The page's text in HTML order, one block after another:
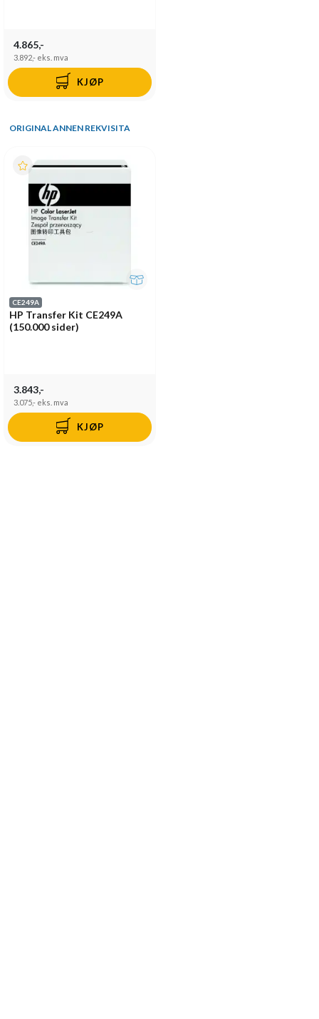
4.865,-
3.892,- eks. mva
KJØP
ORIGINAL ANNEN REKVISITA
CE249A
HP Transfer Kit CE249A
(150.000 sider)
3.843,-
3.075,- eks. mva
KJØP